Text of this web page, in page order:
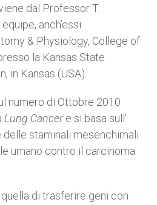
dal Professor T.
anch’essi
& Physiology, College of
la Kansas State
in Kansas (USA).
numero di Ottobre 2010
Lung Cancere si basa sull’
staminali mesenchimali
umano contro il carcinoma
di trasferire geni con